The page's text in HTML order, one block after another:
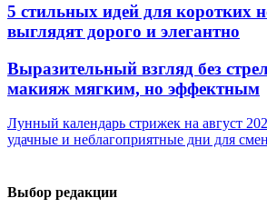
5 стильных идей для коротких
выглядят дорого и элегантно
Выразительный взгляд без
макияж мягким, но эффектным
Лунный календарь стрижек на август
удачные и неблагоприятные дни для
Выбор редакции